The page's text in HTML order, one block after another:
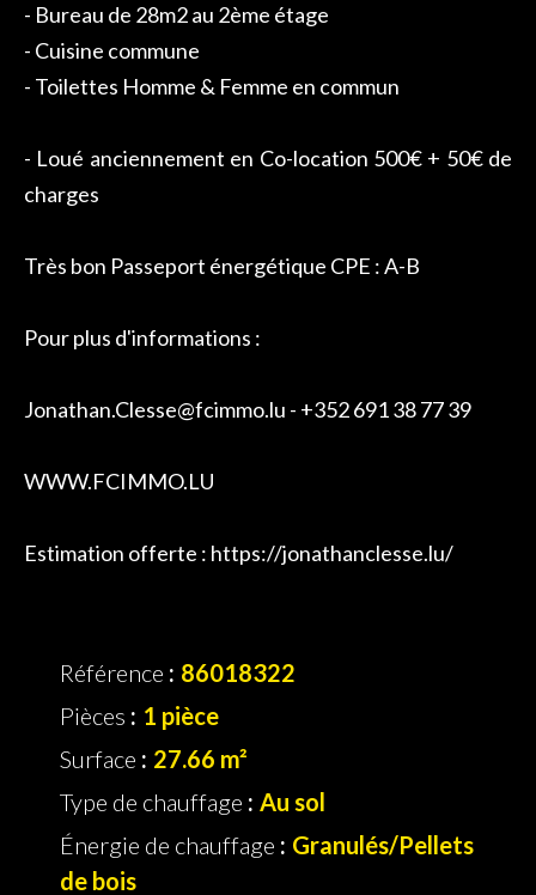
- Bureau de 28m2 au 2ème étage
- Cuisine commune
- Toilettes Homme & Femme en commun
- Loué anciennement en Co-location 500€ + 50€ de
charges
Très bon Passeport énergétique CPE : A-B
Pour plus d'informations :
Jonathan.Clesse@fcimmo.lu - +352 691 38 77 39
WWW.FCIMMO.LU
Estimation offerte : https://jonathanclesse.lu/
Référence
86018322
Pièces
1 pièce
Surface
27.66 m²
Type de chauffage
Au sol
Énergie de chauffage
Granulés/Pellets
de bois